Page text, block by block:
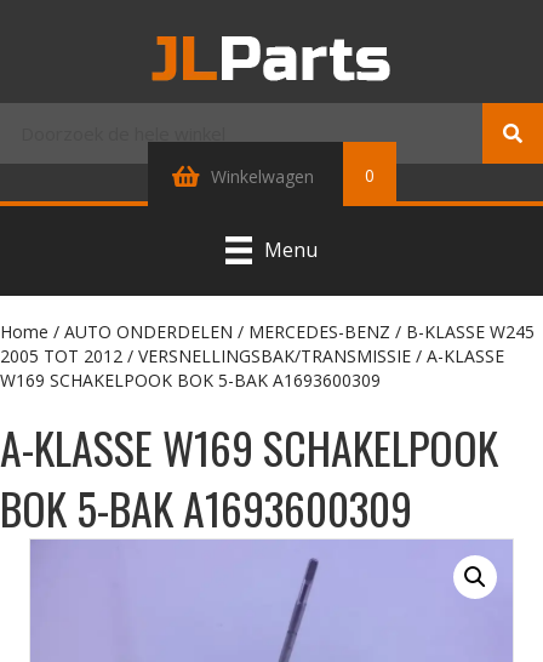
Winkelwagen 0
Menu
Home / AUTO ONDERDELEN / MERCEDES-BENZ / B-KLASSE W245
2005 TOT 2012 / VERSNELLINGSBAK/TRANSMISSIE / A-KLASSE
W169 SCHAKELPOOK BOK 5-BAK A1693600309
A-KLASSE W169 SCHAKELPOOK
BOK 5-BAK A1693600309